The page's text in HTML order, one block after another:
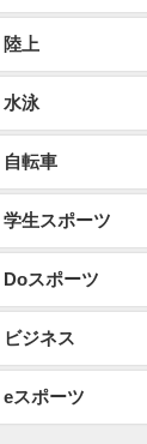
陸上
水泳
自転車
学生スポーツ
Doスポーツ
ビジネス
eスポーツ